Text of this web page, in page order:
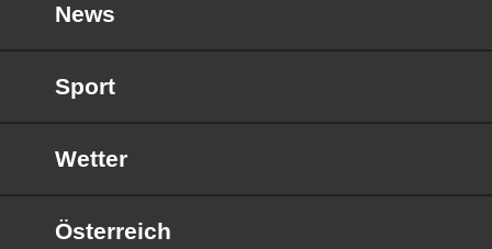
News
Sport
Wetter
Österreich